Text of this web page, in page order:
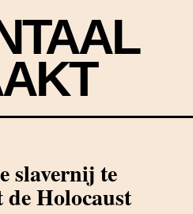
slavernij te
Holocaust